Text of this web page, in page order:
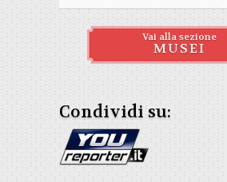
Vai alla sezione
MUSEI
Condividi su: